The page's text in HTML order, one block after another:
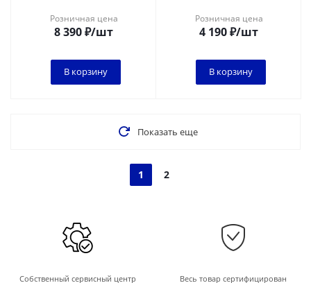
обрабат
Розничная цена
8 390₽/шт
В корзину
(втул
Розничная цена
4 190₽/шт
В корзину
Показать еще
1 2
Собственный сервисный центр Весь товар сертифицирован